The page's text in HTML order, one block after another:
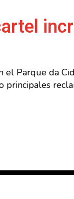
Parque da
principales